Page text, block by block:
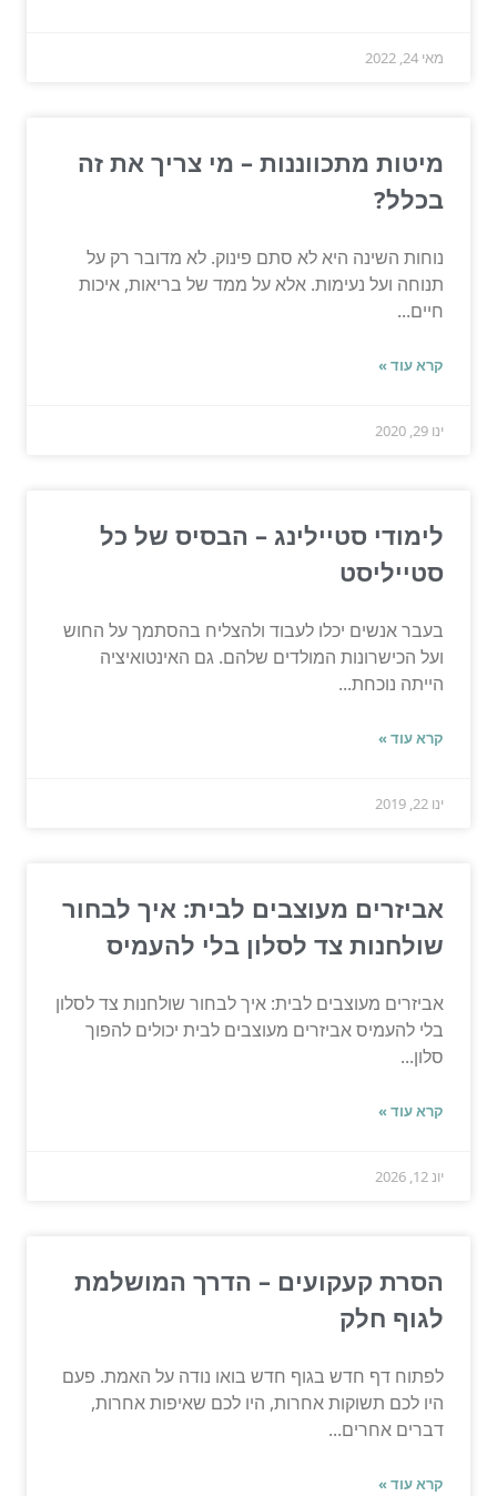
מאי 24, 2022
מיטות מתכווננות – מי צריך את זה
בכלל?
נוחות השינה היא לא סתם פינוק. לא מדובר רק על
תנוחה ועל נעימות. אלא על ממד של בריאות, איכות
חיים...
קרא עוד »
ינו 29, 2020
לימודי סטיילינג – הבסיס של כל
סטייליסט
בעבר אנשים יכלו לעבוד ולהצליח בהסתמך על החוש
ועל הכישרונות המולדים שלהם. גם האינטואיציה
הייתה נוכחת...
קרא עוד »
ינו 22, 2019
אביזרים מעוצבים לבית: איך לבחור
שולחנות צד לסלון בלי להעמיס
אביזרים מעוצבים לבית: איך לבחור שולחנות צד לסלון
בלי להעמיס אביזרים מעוצבים לבית יכולים להפוך
סלון...
קרא עוד »
יונ 12, 2026
הסרת קעקועים – הדרך המושלמת
לגוף חלק
לפתוח דף חדש בגוף חדש בואו נודה על האמת. פעם
היו לכם תשוקות אחרות, היו לכם שאיפות אחרות,
דברים אחרים...
קרא עוד »